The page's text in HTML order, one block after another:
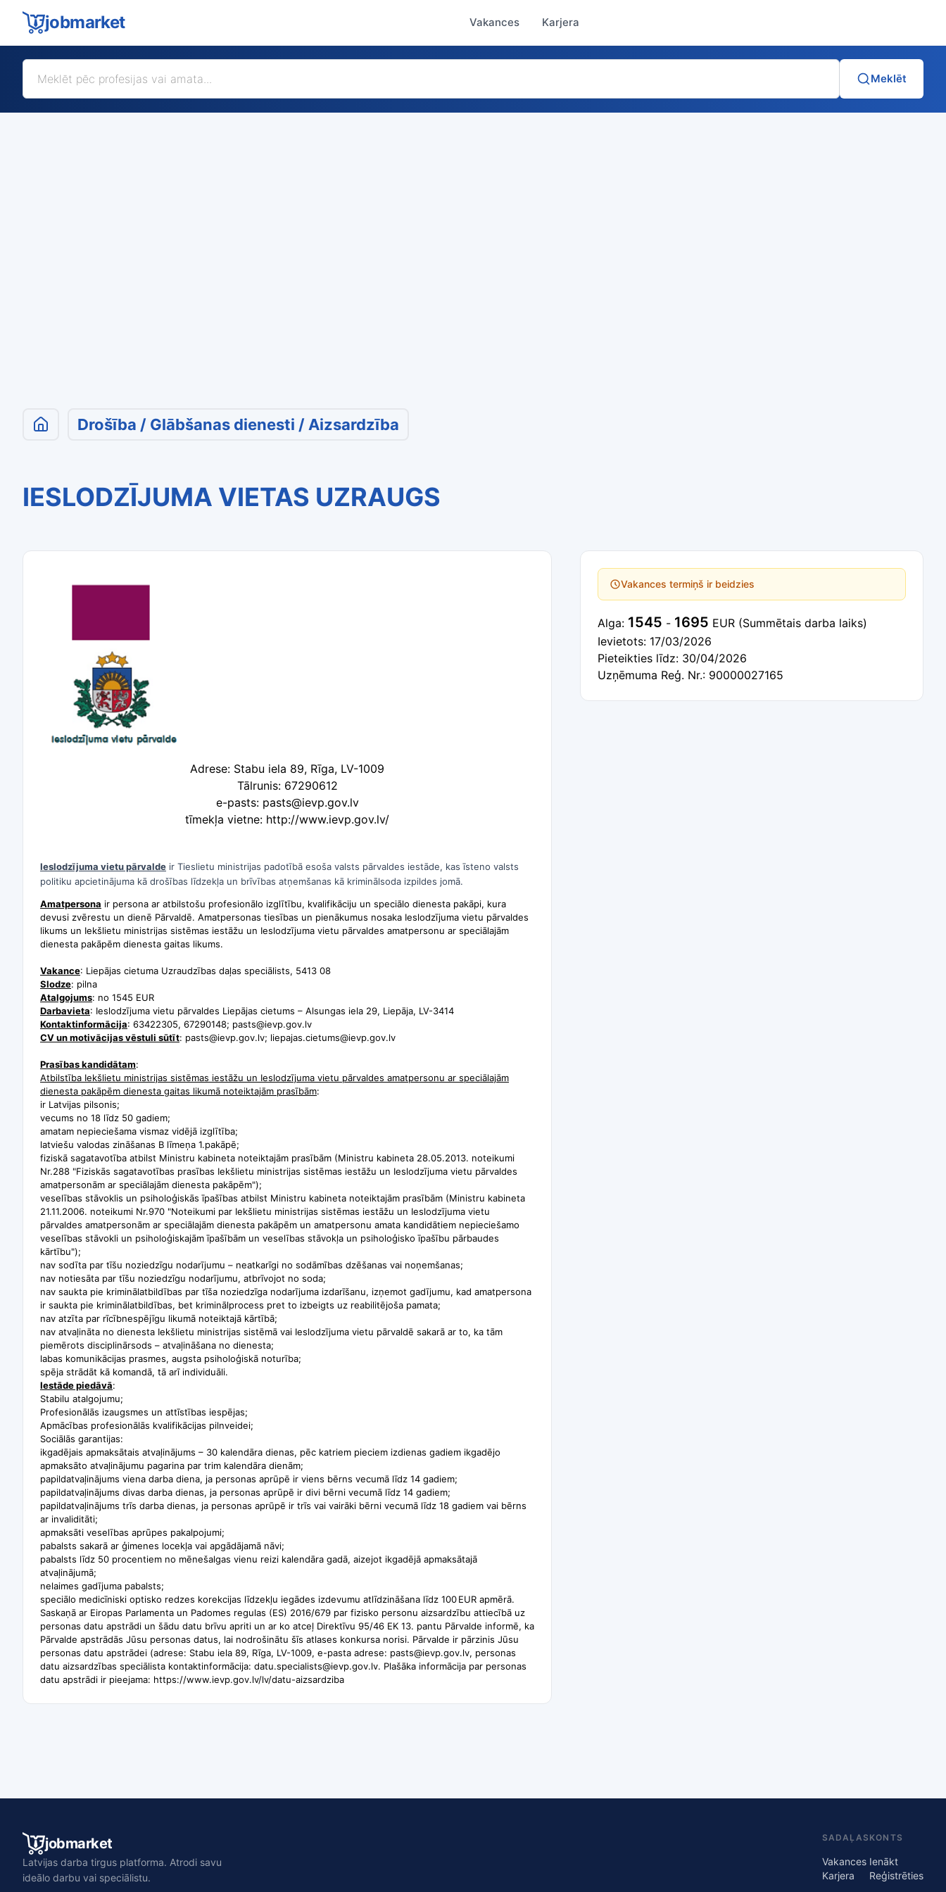
jobmarket Vakances Karjera
Meklēt
Drošība / Glābšanas dienesti / Aizsardzība
IESLODZĪJUMA VIETAS UZRAUGS
Adrese: Stabu iela 89, Rīga, LV-1009
Tālrunis: 67290612
e-pasts: pasts@ievp.gov.lv
tīmekļa vietne: http://www.ievp.gov.lv/
Ieslodzījuma vietu pārvalde ir Tieslietu ministrijas padotībā esoša valsts pārvaldes iestāde, kas īsteno valsts
politiku apcietinājuma kā drošības līdzekļa un brīvības atņemšanas kā kriminālsoda izpildes jomā.
Amatpersona ir persona ar atbilstošu profesionālo izglītību, kvalifikāciju un speciālo dienesta pakāpi, kura
devusi zvērestu un dienē Pārvaldē. Amatpersonas tiesības un pienākumus nosaka Ieslodzījuma vietu pārvaldes
likums un Iekšlietu ministrijas sistēmas iestāžu un Ieslodzījuma vietu pārvaldes amatpersonu ar speciālajām
dienesta pakāpēm dienesta gaitas likums.
Vakance: Liepājas cietuma Uzraudzības daļas speciālists, 5413 08
Slodze: pilna
Atalgojums: no 1545 EUR
Darbavieta: Ieslodzījuma vietu pārvaldes Liepājas cietums – Alsungas iela 29, Liepāja, LV-3414
Kontaktinformācija: 63422305, 67290148; pasts@ievp.gov.lv
CV un motivācijas vēstuli sūtīt: pasts@ievp.gov.lv; liepajas.cietums@ievp.gov.lv
Prasības kandidātam:
Atbilstība Iekšlietu ministrijas sistēmas iestāžu un Ieslodzījuma vietu pārvaldes amatpersonu ar speciālajām
dienesta pakāpēm dienesta gaitas likumā noteiktajām prasībām:
ir Latvijas pilsonis;
vecums no 18 līdz 50 gadiem;
amatam nepieciešama vismaz vidējā izglītība;
latviešu valodas zināšanas B līmeņa 1.pakāpē;
fiziskā sagatavotība atbilst Ministru kabineta noteiktajām prasībām (Ministru kabineta 28.05.2013. noteikumi
Nr.288 "Fiziskās sagatavotības prasības Iekšlietu ministrijas sistēmas iestāžu un Ieslodzījuma vietu pārvaldes
amatpersonām ar speciālajām dienesta pakāpēm");
veselības stāvoklis un psiholoģiskās īpašības atbilst Ministru kabineta noteiktajām prasībām (Ministru kabineta
21.11.2006. noteikumi Nr.970 "Noteikumi par Iekšlietu ministrijas sistēmas iestāžu un Ieslodzījuma vietu
pārvaldes amatpersonām ar speciālajām dienesta pakāpēm un amatpersonu amata kandidātiem nepieciešamo
veselības stāvokli un psiholoģiskajām īpašībām un veselības stāvokļa un psiholoģisko īpašību pārbaudes
kārtību");
nav sodīta par tīšu noziedzīgu nodarījumu – neatkarīgi no sodāmības dzēšanas vai noņemšanas;
nav notiesāta par tīšu noziedzīgu nodarījumu, atbrīvojot no soda;
nav saukta pie kriminālatbildības par tīša noziedzīga nodarījuma izdarīšanu, izņemot gadījumu, kad amatpersona
ir saukta pie kriminālatbildības, bet kriminālprocess pret to izbeigts uz reabilitējoša pamata;
nav atzīta par rīcībnespējīgu likumā noteiktajā kārtībā;
nav atvaļināta no dienesta Iekšlietu ministrijas sistēmā vai Ieslodzījuma vietu pārvaldē sakarā ar to, ka tām
piemērots disciplinārsods – atvaļināšana no dienesta;
labas komunikācijas prasmes, augsta psiholoģiskā noturība;
spēja strādāt kā komandā, tā arī individuāli.
Iestāde piedāvā:
Stabilu atalgojumu;
Profesionālās izaugsmes un attīstības iespējas;
Apmācības profesionālās kvalifikācijas pilnveidei;
Sociālās garantijas:
ikgadējais apmaksātais atvaļinājums – 30 kalendāra dienas, pēc katriem pieciem izdienas gadiem ikgadējo
apmaksāto atvaļinājumu pagarina par trim kalendāra dienām;
papildatvaļinājums viena darba diena, ja personas aprūpē ir viens bērns vecumā līdz 14 gadiem;
papildatvaļinājums divas darba dienas, ja personas aprūpē ir divi bērni vecumā līdz 14 gadiem;
papildatvaļinājums trīs darba dienas, ja personas aprūpē ir trīs vai vairāki bērni vecumā līdz 18 gadiem vai bērns
ar invaliditāti;
apmaksāti veselības aprūpes pakalpojumi;
pabalsts sakarā ar ģimenes locekļa vai apgādājamā nāvi;
pabalsts līdz 50 procentiem no mēnešalgas vienu reizi kalendāra gadā, aizejot ikgadējā apmaksātajā
atvaļinājumā;
nelaimes gadījuma pabalsts;
speciālo medicīniski optisko redzes korekcijas līdzekļu iegādes izdevumu atlīdzināšana līdz 100 EUR apmērā.
Saskaņā ar Eiropas Parlamenta un Padomes regulas (ES) 2016/679 par fizisko personu aizsardzību attiecībā uz
personas datu apstrādi un šādu datu brīvu apriti un ar ko atceļ Direktīvu 95/46 EK 13. pantu Pārvalde informē, ka
Pārvalde apstrādās Jūsu personas datus, lai nodrošinātu šīs atlases konkursa norisi. Pārvalde ir pārzinis Jūsu
personas datu apstrādei (adrese: Stabu iela 89, Rīga, LV-1009, e-pasta adrese: pasts@ievp.gov.lv, personas
datu aizsardzības speciālista kontaktinformācija: datu.specialists@ievp.gov.lv. Plašāka informācija par personas
datu apstrādi ir pieejama: https://www.ievp.gov.lv/lv/datu-aizsardziba
Vakances termiņš ir beidzies
Alga: 1545 - 1695 EUR (Summētais darba laiks)
Ievietots: 17/03/2026
Pieteikties līdz: 30/04/2026
Uzņēmuma Reģ. Nr.: 90000027165
jobmarket
Latvijas darba tirgus platforma. Atrodi savu
ideālo darbu vai speciālistu.
SADAĻAS
Vakances
Karjera
KONTS
Ienākt
Reģistrēties